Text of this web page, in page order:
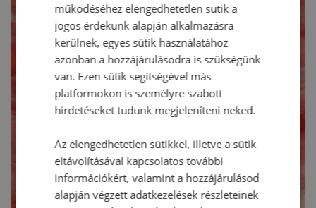
működéséhez elengedhetetlen sütik a
jogos érdekünk alapján alkalmazásra
kerülnek, egyes sütik használatához
azonban a hozzájárulásodra is szükségünk
van. Ezen sütik segítségével más
platformokon is személyre szabott
hirdetéseket tudunk megjeleníteni neked.
Az elengedhetetlen sütikkel, illetve a sütik
eltávolításával kapcsolatos további
információkért, valamint a hozzájárulásod
alapján végzett adatkezelések részleteinek